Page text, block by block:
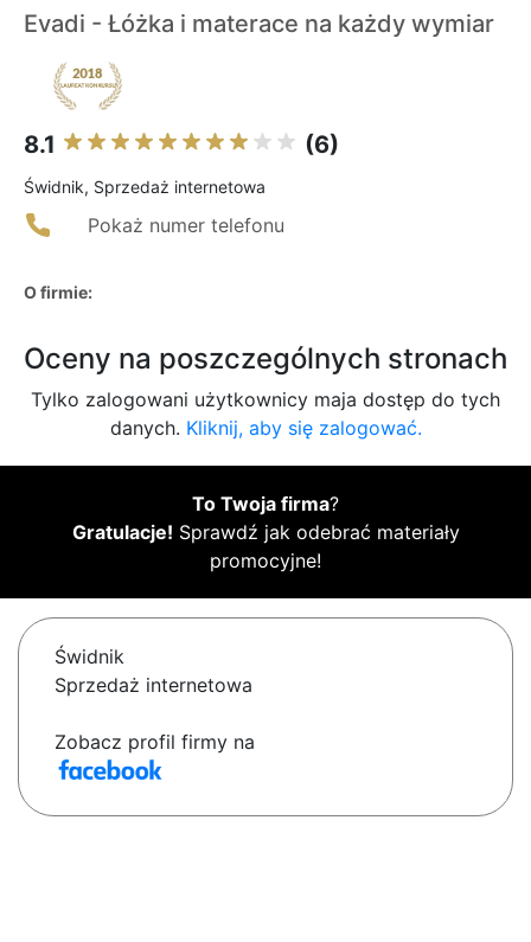
Evadi - Łóżka i materace na każdy wymiar
8.1 (6)
Świdnik, Sprzedaż internetowa
Pokaż numer telefonu
O firmie:
Oceny na poszczególnych stronach
Tylko zalogowani użytkownicy maja dostęp do tych
danych. Kliknij, aby się zalogować.
To Twoja firma?
Gratulacje! Sprawdź jak odebrać materiały
promocyjne!
Świdnik
Sprzedaż internetowa
Zobacz profil firmy na